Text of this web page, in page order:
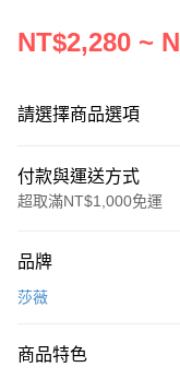
NT$2,280 ~
請選擇商品選項
付款與運送方式
超取滿NT$1,000免運
信用卡一次付款
LINE Pay
品牌
莎薇
商品特色